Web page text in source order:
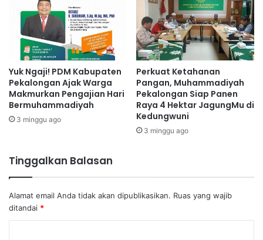
Yuk Ngaji! PDM Kabupaten
Pekalongan Ajak Warga
Makmurkan Pengajian Hari
Bermuhammadiyah
3 minggu ago
Perkuat Ketahanan
Pangan, Muhammadiyah
Pekalongan Siap Panen
Raya 4 Hektar JagungMu di
Kedungwuni
3 minggu ago
Tinggalkan Balasan
Alamat email Anda tidak akan dipublikasikan. Ruas yang wajib
ditandai *